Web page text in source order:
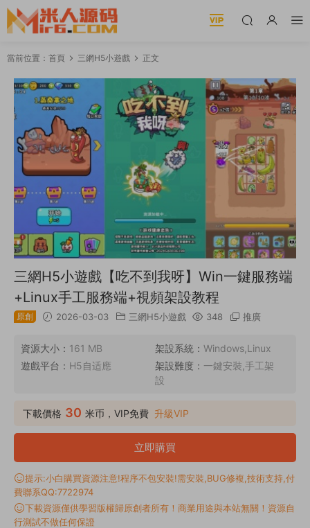
當前位置： 首頁 三網H5小遊戲 正文
三網H5小遊戲【吃不到我呀】Win一鍵服務端
+Linux手工服務端+視頻架設教程
原創 2026-03-03 三網H5小遊戲 348 推廣
資源大小： 161 MB 架設系統： Windows,Linux
遊戲平台： H5自适應 架設難度： 一鍵安裝,手工架
設
下載價格 30 米币，VIP免費 升級VIP
立即購買
提示:小白購買資源注意!程序不包安裝!需安裝,BUG修複,技術支持,付
費聯系QQ:7722974
下載資源僅供學習版權歸原創者所有！商業用途與本站無關！資源自
行測試不做任何保證